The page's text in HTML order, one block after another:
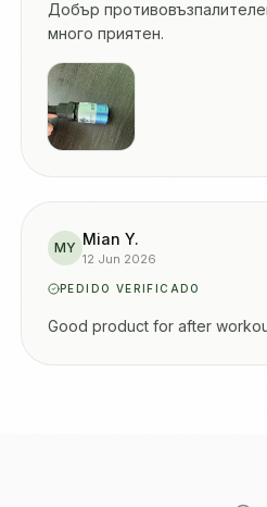
Добър
много приятен.
MY Mian Y.
12 Jun 2026
PEDIDO VERIFICADO
Good product for after